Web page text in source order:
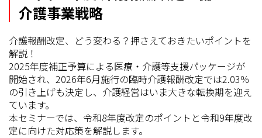
介護事業戦略
介護報酬改定、どう変わる？押さえておきたいポイントを
解説！
2025年度補正予算による医療・介護等⽀援パッケージが
開始され、2026年6⽉施⾏の臨時介護報酬改定では2.03％
の引き上げも決定し、介護経営はいま⼤きな転換期を迎え
ています。
本セミナーでは、令和8年度改定のポイントと令和9年度改
定に向けた対応策を解説します。